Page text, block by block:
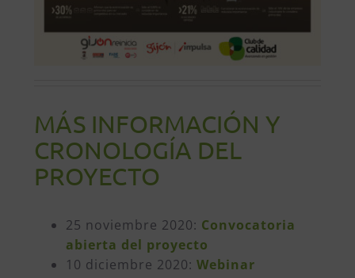
MÁS INFORMACIÓN Y
CRONOLOGÍA DEL
PROYECTO
25 noviembre 2020: Convocatoria
abierta del proyecto
10 diciembre 2020: Webinar